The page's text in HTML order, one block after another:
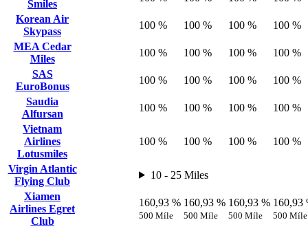
Smiles
Korean Air
Skypass
100 % 100 % 100 %
100 %
MEA Cedar
Miles
100 % 100 % 100 %
100 %
SAS
EuroBonus
100 % 100 % 100 %
100 %
Saudia
Alfursan
100 % 100 % 100 %
100 %
Vietnam
Airlines
Lotusmiles
100 % 100 % 100 % 100 %
Virgin Atlantic
Flying Club
10 - 25 Miles
Xiamen
Airlines Egret
Club
160,93 %
500 Míle
160,93 %
500 Míle
160,93 %
500 Míle
160,93
500 Míle